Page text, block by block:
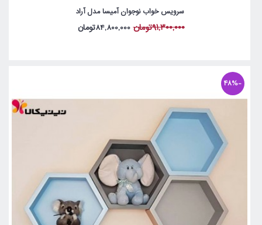
سرویس خواب نوجوان آمیسا مدل آراد
91,300,000تومان 84,800,000تومان
-48%